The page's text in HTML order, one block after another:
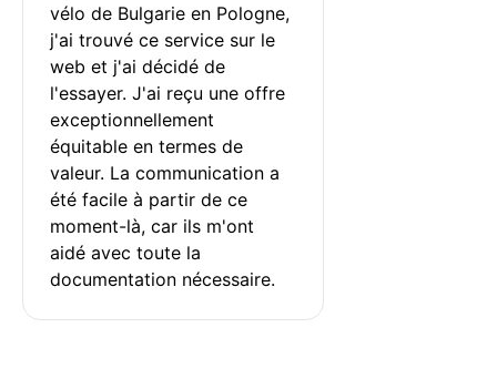
vélo de Bulgarie en Pologne,
j'ai trouvé ce service sur le
web et j'ai décidé de
l'essayer. J'ai reçu une offre
exceptionnellement
équitable en termes de
valeur. La communication a
été facile à partir de ce
moment-là, car ils m'ont
aidé avec toute la
documentation nécessaire.